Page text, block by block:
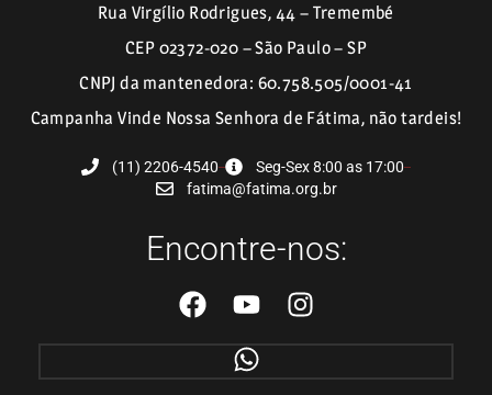
Rua Virgílio Rodrigues, 44 – Tremembé
CEP 02372-020 – São Paulo – SP
CNPJ da mantenedora: 60.758.505/0001-41
Campanha Vinde Nossa Senhora de Fátima, não tardeis!
(11) 2206-4540
Seg-Sex 8:00 as 17:00
fatima@fatima.org.br
Encontre-nos: